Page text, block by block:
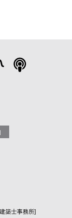
築士事務所]